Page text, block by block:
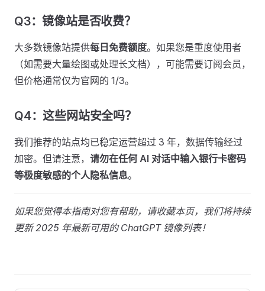
Q3：镜像站是否收费？
大多数镜像站提供每日免费额度。如果您是重度使用者
（如需要大量绘图或处理长文档），可能需要订阅会员，
但价格通常仅为官网的 1/3。
Q4：这些网站安全吗？
我们推荐的站点均已稳定运营超过 3 年，数据传输经过
加密。但请注意， 请勿在任何 AI 对话中输入银行卡密码
等极度敏感的个人隐私信息。
如果您觉得本指南对您有帮助，请收藏本页，我们将持续
更新 2025 年最新可用的 ChatGPT 镜像列表！